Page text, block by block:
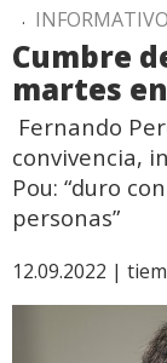
.
Cumbre
martes
Fernando
convivencia,
Pou: “duro
personas”
12.09.2022 |